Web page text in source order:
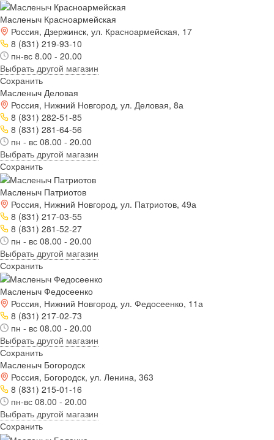
Масленыч Красноармейская
Россия, Дзержинск, ул. Красноармейская, 17
8 (831) 219-93-10
пн-вс 8.00 - 20.00
Выбрать другой магазин
Сохранить
Масленыч Деловая
Россия, Нижний Новгород, ул. Деловая, 8а
8 (831) 282-51-85
8 (831) 281-64-56
пн - вс 08.00 - 20.00
Выбрать другой магазин
Сохранить
Масленыч Патриотов
Россия, Нижний Новгород, ул. Патриотов, 49а
8 (831) 217-03-55
8 (831) 281-52-27
пн - вс 08.00 - 20.00
Выбрать другой магазин
Сохранить
Масленыч Федосеенко
Россия, Нижний Новгород, ул. Федосеенко, 11а
8 (831) 217-02-73
пн - вс 08.00 - 20.00
Выбрать другой магазин
Сохранить
Масленыч Богородск
Россия, Богородск, ул. Ленина, 363
8 (831) 215-01-16
пн-вс 08.00 - 20.00
Выбрать другой магазин
Сохранить